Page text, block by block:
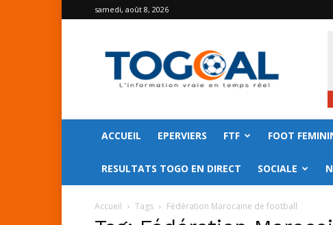
samedi, août 8, 2026
GOAL
ACCUEIL EPERVIERS FTF FOOT
RESULTATS TOGO EN DIRECT SOCIALE
Accueil Tags Fédération Marocaine de football